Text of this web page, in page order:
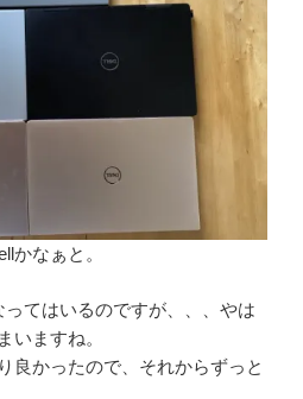
かなぁと。
てはいるのですが、、、やは
いますね。
良かったので、それからずっと